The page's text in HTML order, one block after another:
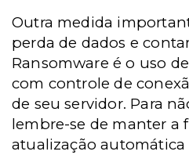
Outra medida
perda de dados e
Ransomware é o uso
com controle de
de seu servidor. Para
lembre-se de manter a
atualização automática